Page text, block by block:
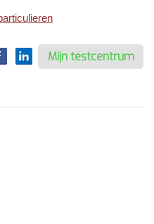
Mijn testcentrum